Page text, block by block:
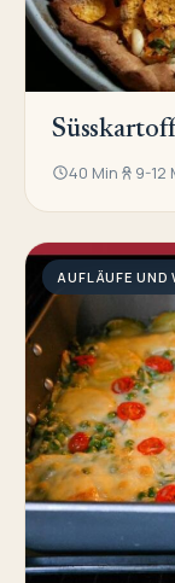
40 Min 9-12
AUFLÄUFE UND